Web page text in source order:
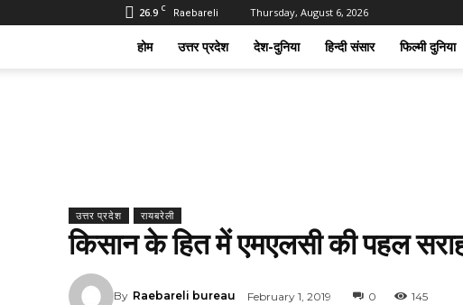
26.9 C Raebareli Thursday, August 6, 2026
होम उत्तर प्रदेश देश-दुनिया हिन्दी संसार फिल्मी दुनिया
उत्तर प्रदेश रायबरेली
किसान के हित में एमएलसी की पहल
By Raebareli bureau February 1, 2019 0 145